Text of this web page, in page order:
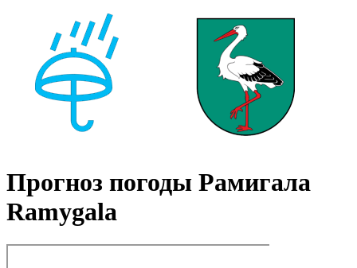
Прогноз погоды Рамигала
Ramygala